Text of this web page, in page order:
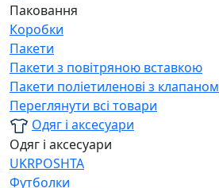
Паковання
Коробки
Пакети
Пакети з повітряною вставкою
Пакети поліетиленові з клапаном
Переглянути всі товари
Одяг і аксесуари
Одяг і аксесуари
UKRPOSHTA
Футболки